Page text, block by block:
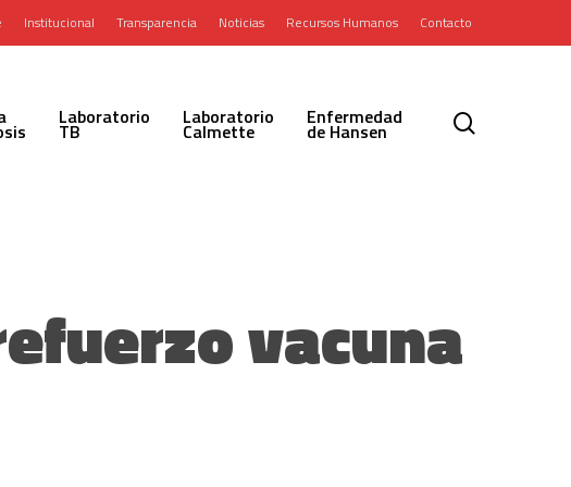
Institucional Transparencia Noticias Recursos Humanos Contacto
Laboratorio
TB
Laboratorio
Calmette
Enfermedad
de Hansen
vacuna